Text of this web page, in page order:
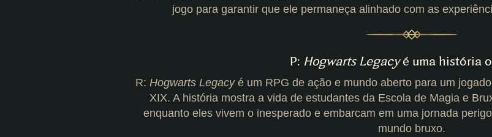
jogo para garantir que ele permaneça alinhado com as
P: Hogwarts Legacyé uma história
R: Hogwarts Legacyé um RPG de ação e mundo aberto para um
XIX. A história mostra a vida de estudantes da Escola de Magia e
enquanto eles vivem o inesperado e embarcam em uma jornada
mundo bruxo.